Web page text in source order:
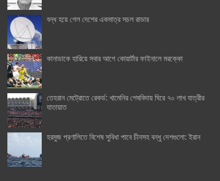
বন্ধ হয়ে গেল দেশের একমাত্র সচল রাডার
কানাডাকে হারিয়ে সবার আগে কোয়ার্টার ফাইনালে মরক্কো
তেহরান মেট্রোতে রেকর্ড: খামেনির শেষবিদায় ঘিরে ৭০ লাখ যাত্রীর
যাতায়াত
হরমুজ প্রণালিতে বিশেষ সুবিধা পাবে চীনসহ বন্ধু দেশগুলো: ইরান